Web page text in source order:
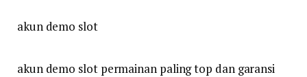
akun demo slot
akun demo slot permainan paling top dan garansi